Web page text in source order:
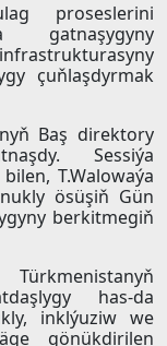
proseslerini
gatnaşygyny
çuňlaşdyrmak
Baş direktory
Sessiýa
T.Walowaýa
ösüşiň Gün
berkitmegiň
has-da
inklýuziw we
gönükdirilen